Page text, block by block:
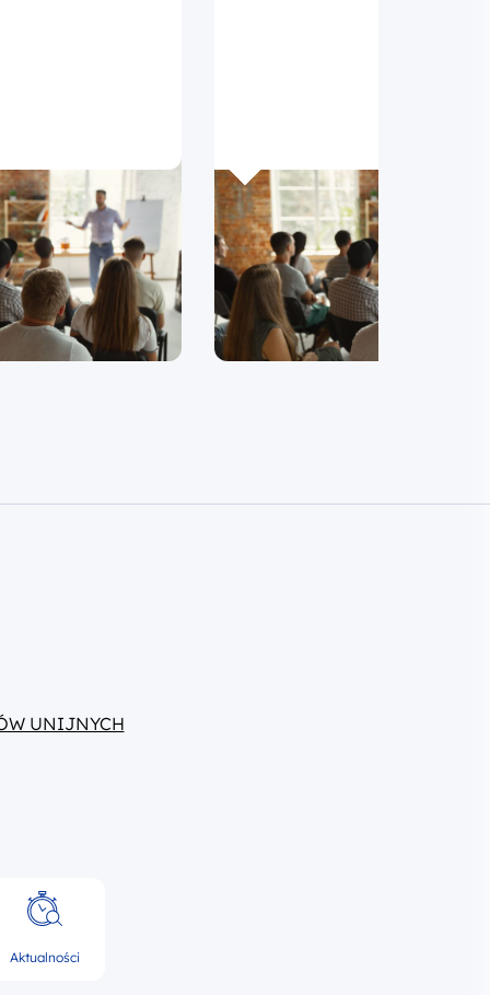
UNIJNYCH
Aktualności